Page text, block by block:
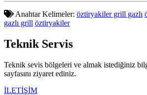
Anahtar Kelimeler: öztiryakiler grill gazlı
gazlı grill öztiryakiler
Teknik Servis
Teknik sevis bölgeleri ve almak istediğiniz
sayfasını ziyaret ediniz.
İLETİŞİM